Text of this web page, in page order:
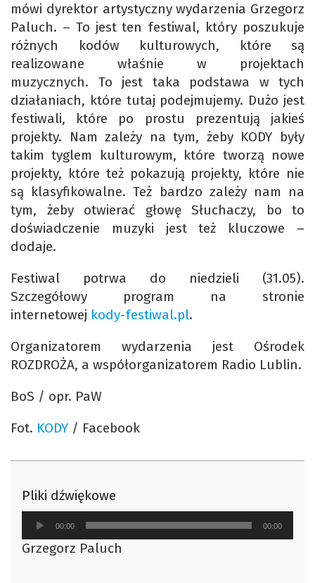
mówi dyrektor artystyczny wydarzenia Grzegorz
Paluch. – To jest ten festiwal, który poszukuje
różnych kodów kulturowych, które są
realizowane właśnie w projektach
muzycznych. To jest taka podstawa w tych
działaniach, które tutaj podejmujemy. Dużo jest
festiwali, które po prostu prezentują jakieś
projekty. Nam zależy na tym, żeby KODY były
takim tyglem kulturowym, które tworzą nowe
projekty, które też pokazują projekty, które nie
są klasyfikowalne. Też bardzo zależy nam na
tym, żeby otwierać głowę Słuchaczy, bo to
doświadczenie muzyki jest też kluczowe –
dodaje.
Festiwal potrwa do niedzieli (31.05).
Szczegółowy program na stronie
internetowej kody-festiwal.pl.
Organizatorem wydarzenia jest Ośrodek
ROZDROŻA, a współorganizatorem Radio Lublin.
BoS / opr. PaW
Fot. KODY / Facebook
Pliki dźwiękowe
Odtwarzacz
plików
dźwiękowych
00:00 00:00
Grzegorz Paluch